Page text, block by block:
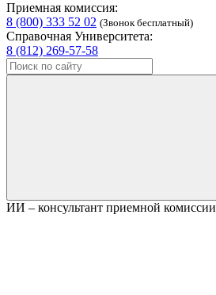
Приемная комиссия:
8 (800) 333 52 02 (Звонок бесплатный)
Справочная Университета:
8 (812) 269-57-58
ИИ – консультант приемной комиссии